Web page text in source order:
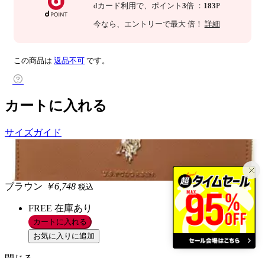
dカード利用で、 ポイント 3倍 ： 183P
今なら 、エントリーで最大 倍！ 詳細
この商品は 返品不可 です。
カートに入れる
サイズガイド
ブラウン ￥6,748 税込
FREE 在庫あり
カートに入れる
お気に入りに追加